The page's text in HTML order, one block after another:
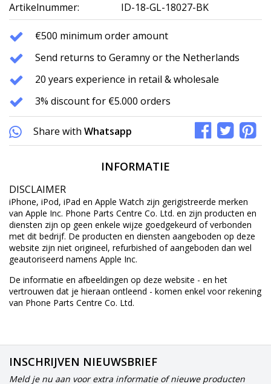
Artikelnummer: ID-18-GL-18027-BK
€500 minimum order amount
Send returns to Geramny or the Netherlands
20 years experience in retail & wholesale
3% discount for €5.000 orders
Share with Whatsapp
INFORMATIE
DISCLAIMER
iPhone, iPod, iPad en Apple Watch zijn gerigistreerde merken
van Apple Inc. Phone Parts Centre Co. Ltd. en zijn producten en
diensten zijn op geen enkele wijze goedgekeurd of verbonden
met dit bedrijf. De producten en diensten aangeboden op deze
website zijn niet origineel, refurbished of aangeboden dan wel
geautoriseerd namens Apple Inc.
De informatie en afbeeldingen op deze website - en het
vertrouwen dat je hieraan ontleend - komen enkel voor rekening
van Phone Parts Centre Co. Ltd.
INSCHRIJVEN NIEUWSBRIEF
Meld je nu aan voor extra informatie of nieuwe producten